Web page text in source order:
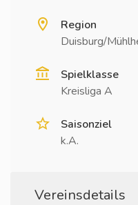
Region
Duisburg/
Spielklasse
Kreisliga A
Saisonziel
k.A.
Vereinsdetails